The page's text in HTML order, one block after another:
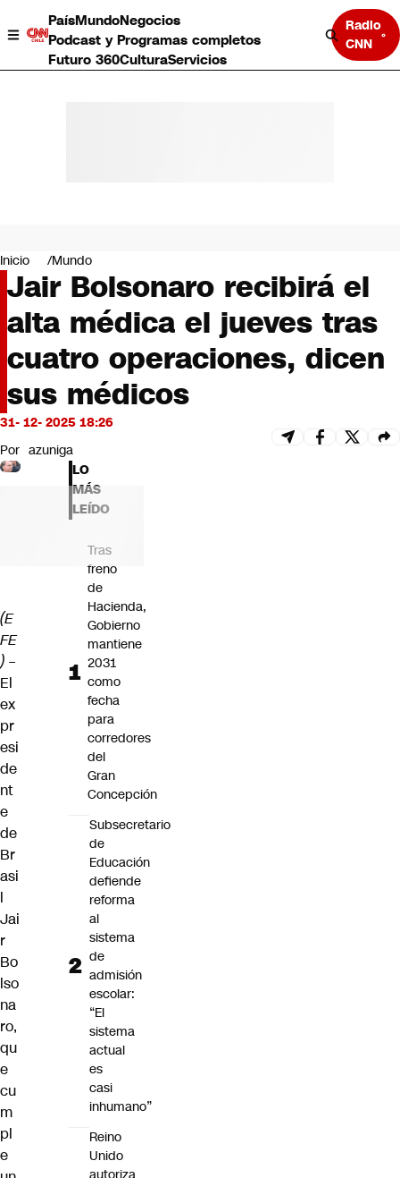
PaísMundoNegocios
Podcast y Programas completos
Futuro 360CulturaServicios
Radio
CNN
Negocios
Deportes
Programas completos
Cultura
Servicios
Bits
CNN tiempo
Futuro 360
Inicio Mundo
Jair Bolsonaro recibirá el
alta médica el jueves tras
cuatro operaciones, dicen
sus médicos
31- 12- 2025 18:26
Por azuniga
(E
FE
) –
El
ex
pr
esi
de
nt
e
de
Br
asi
l
Jai
r
Bo
lso
na
ro,
qu
e
cu
m
pl
e
LO
MÁS
LEÍDO
Tras
freno
de
Hacienda,
Gobierno
mantiene
2031
como
fecha
para
corredores
del
Gran
Concepción
Subsecretario
de
Educación
defiende
reforma
al
sistema
de
admisión
escolar:
“El
sistema
actual
es
casi
inhumano”
Reino
Unido
autoriza